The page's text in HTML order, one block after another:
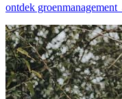
ontdek